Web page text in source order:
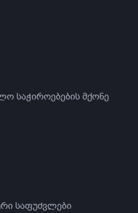
საჭიროებების მქონე
საფუძვლები